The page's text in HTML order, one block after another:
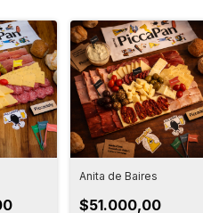
Anita de Baires
$51.000,00